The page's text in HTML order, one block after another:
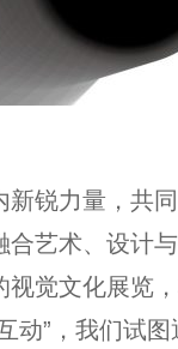
新锐力量，共
合艺术、设计
视觉文化展览
动”，我们试